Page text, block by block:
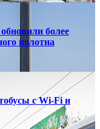
более
полотна
с Wi-Fi и